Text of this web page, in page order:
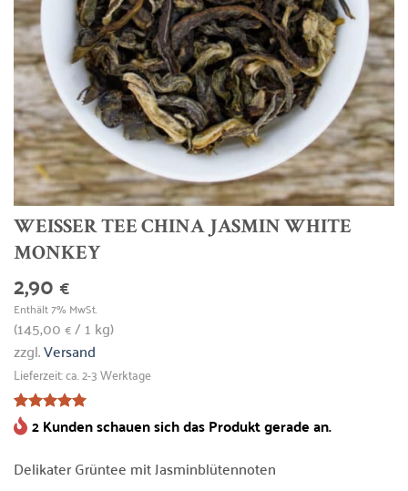
WEISSER TEE CHINA JASMIN WHITE M
ONKEY
2,90 €
Enthält 7% MwSt.
(145,00 €/ 1 kg)
zzgl.Versand
Lieferzeit: ca. 2-3 Werktage
Bewertet
mit 5von
auf
1 2 Kunden schauen sich das Produkt gerade an.
Delikater Grüntee mit Jasminblütennoten